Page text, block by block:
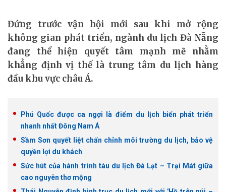
Đứng trước vận hội mới sau khi mở rộng
không gian phát triển, ngành du lịch Đà Nẵng
đang thể hiện quyết tâm mạnh mẽ nhằm
khẳng định vị thế là trung tâm du lịch hàng
đầu khu vực châu Á.
Phú Quốc được ca ngợi là điểm du lịch biển phát triển
nhanh nhất Đông Nam Á
Sầm Sơn quyết liệt chấn chỉnh môi trường du lịch, bảo vệ
quyền lợi du khách
Sức hút của hành trình tàu du lịch Đà Lạt – Trại Mát giữa
cao nguyên thơ mộng